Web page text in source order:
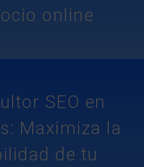
online
SEO en
Maximiza la
de tu